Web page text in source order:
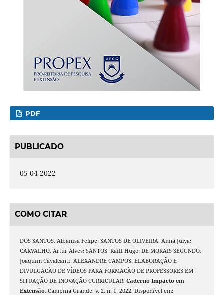
PDF
PUBLICADO
05-04-2022
COMO CITAR
DOS SANTOS, Albanisa Felipe; SANTOS DE OLIVEIRA, Anna Julya;
CARVALHO, Artur Alves; SANTOS, Raiff Hugo; DE MORAIS SEGUNDO,
Joaquim Cavalcanti; ALEXANDRE CAMPOS. ELABORAÇÃO E
DIVULGAÇÃO DE VÍDEOS PARA FORMAÇÃO DE PROFESSORES EM
SITUAÇÃO DE INOVAÇÃO CURRICULAR. Caderno Impacto em
Extensão, Campina Grande, v. 2, n. 1, 2022. Disponível em: